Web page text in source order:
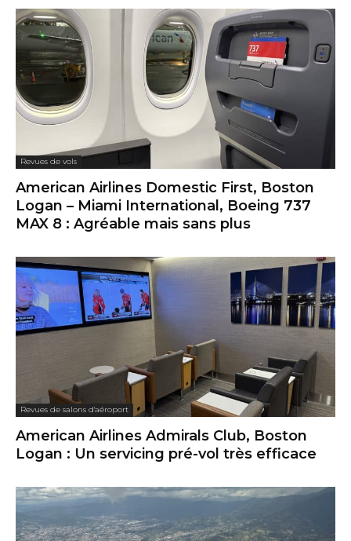
Revues de vols
American Airlines Domestic First, Boston
Logan – Miami International, Boeing 737
MAX 8 : Agréable mais sans plus
Revues de salons d'aéroport
American Airlines Admirals Club, Boston
Logan : Un servicing pré-vol très efficace